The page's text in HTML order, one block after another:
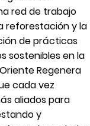
red de trabajo
reforestación y la
de prácticas
sostenibles en la
Regenera
cada vez
aliados para
y